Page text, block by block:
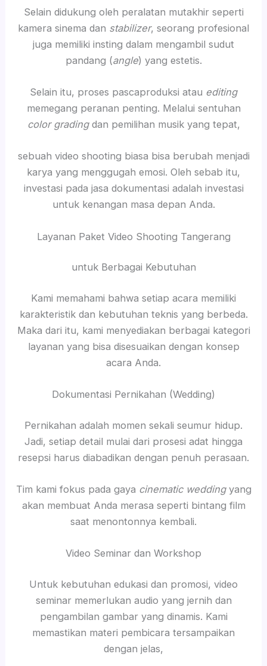
Selain didukung oleh peralatan mutakhir seperti
kamera sinema dan stabilizer, seorang profesional
juga memiliki insting dalam mengambil sudut
pandang (angle) yang estetis.
Selain itu, proses pascaproduksi atau editing
memegang peranan penting. Melalui sentuhan
color gradingdan pemilihan musik yang tepat,
sebuah video shooting biasa bisa berubah menjadi
karya yang menggugah emosi. Oleh sebab itu,
investasi pada jasa dokumentasi adalah investasi
untuk kenangan masa depan Anda.
Layanan Paket Video Shooting Tangerang
untuk Berbagai Kebutuhan
Kami memahami bahwa setiap acara memiliki
karakteristik dan kebutuhan teknis yang berbeda.
Maka dari itu, kami menyediakan berbagai kategori
layanan yang bisa disesuaikan dengan konsep
acara Anda.
Dokumentasi Pernikahan (Wedding)
Pernikahan adalah momen sekali seumur hidup.
Jadi, setiap detail mulai dari prosesi adat hingga
resepsi harus diabadikan dengan penuh perasaan.
Tim kami fokus pada gaya cinematic weddingyang
akan membuat Anda merasa seperti bintang film
saat menontonnya kembali.
Video Seminar dan Workshop
Untuk kebutuhan edukasi dan promosi, video
seminar memerlukan audio yang jernih dan
pengambilan gambar yang dinamis. Kami
memastikan materi pembicara tersampaikan
dengan jelas,